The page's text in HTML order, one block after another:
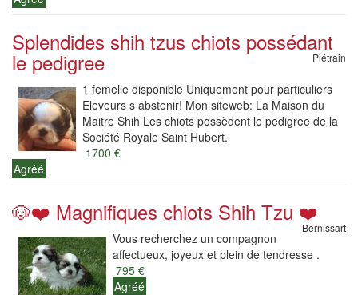
Splendides shih tzus chiots possédant
le pedigree Piétrain
1 femelle disponible Uniquement pour particuliers
Eleveurs s abstenir! Mon siteweb: La Maison du
Maitre Shih Les chiots possèdent le pedigree de la
Société Royale Saint Hubert.
1700 €
Agréé
🐶❤️ Magnifiques chiots Shih Tzu ❤️
Bernissart
Vous recherchez un compagnon
affectueux, joyeux et plein de tendresse .
795 €
Agréé